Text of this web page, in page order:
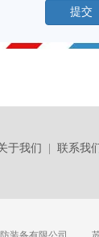
提交
于我们 联系我